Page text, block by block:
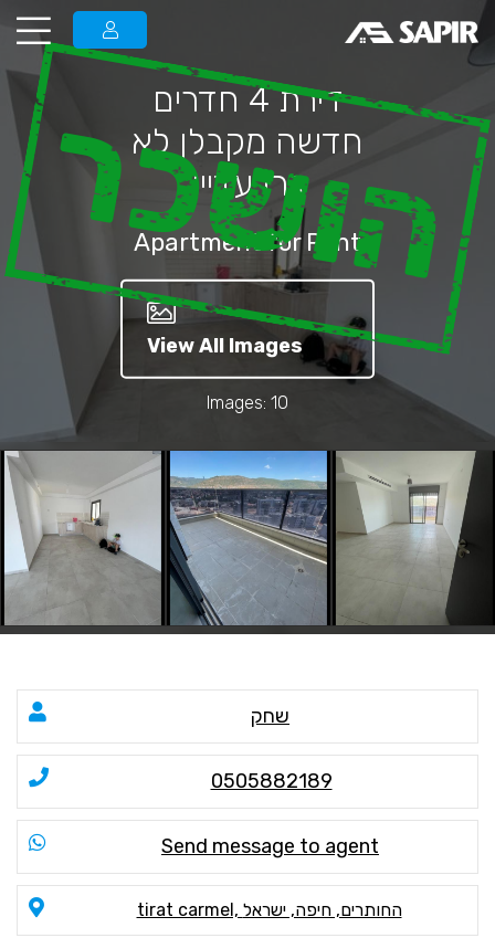
הושכר
דירת 4 חדרים
חדשה מקבלן לא
גרו עדיין
Apartment for Rent
View All Images
Images: 10
שחק
0505882189
Send message to agent
tirat carmel, החותרים, חיפה, ישראל